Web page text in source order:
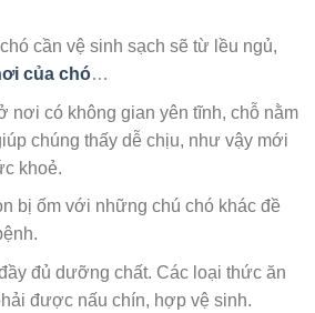
cần vệ sinh sạch sẽ từ lều ngủ,
của chó…
nơi có không gian yên tĩnh, chỗ nằm
chúng thấy dễ chịu, như vậy mới
khoẻ.
bị ốm với những chú chó khác đề
đủ dưỡng chất. Các loại thức ăn
được nấu chín, hợp vệ sinh.